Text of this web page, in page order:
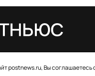
postnews.ru, Вы соглашаетесь
СМИ: ЭЛ № ФС 77–85757